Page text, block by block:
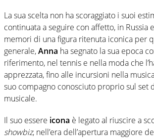
La sua scelta non ha scoraggiato i suoi
continuata a seguire con affetto, in Russia
memori di una figura ritenuta iconica per
generale,Anna ha segnato la sua epoca
riferimento, nel tennis e nella moda che
apprezzata, fino alle incursioni nella
suo compagno conosciuto proprio sul set
musicale.
Il suo essere icona è legato al riuscire a
showbiz, nell’era dell’apertura maggiore